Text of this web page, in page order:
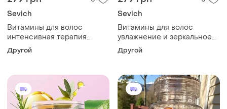
Sevich
Витамины для волос
интенсивная терапия
sevich hair vitamin with
ginseng & honey oil, 30 шт
Другой
Sevich
Витамины для волос
увлажнение и зеркальное
сияние sevich hair vitamin
with argan oil, 30 шт
Другой